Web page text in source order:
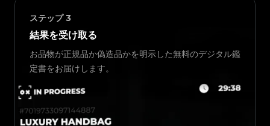
ステップ 3
結果を受け取る
お品物が正規品か偽造品かを明示した無料のデジタル鑑
定書をお届けします。